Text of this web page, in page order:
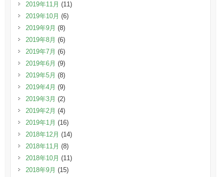
2019年11月 (11)
2019年10月 (6)
2019年9月 (8)
2019年8月 (6)
2019年7月 (6)
2019年6月 (9)
2019年5月 (8)
2019年4月 (9)
2019年3月 (2)
2019年2月 (4)
2019年1月 (16)
2018年12月 (14)
2018年11月 (8)
2018年10月 (11)
2018年9月 (15)